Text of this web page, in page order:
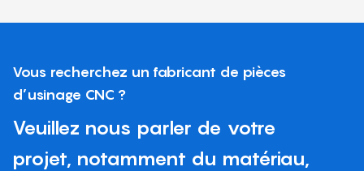
Vous recherchez un fabricant de pièces
d’usinage CNC ?
Veuillez nous parler de votre
projet, notamment du matériau,